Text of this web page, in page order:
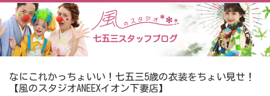
七五三スタッフブログ
なにこれかっちょいい！七五三5歳の衣装をちょい見せ！
【風のスタジオANEEXイオン下妻店】